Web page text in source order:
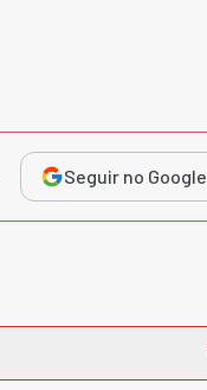
Seguir no Google